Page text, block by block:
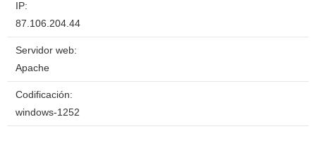
IP:
87.106.204.44
Servidor web:
Apache
Codificación:
windows-1252